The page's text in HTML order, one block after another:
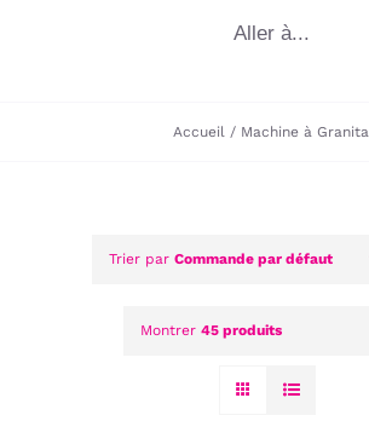
Aller à...
Accueil Machine à Granita
Trier par Commande par défaut
Montrer 45 produits